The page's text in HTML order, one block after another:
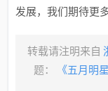
发展，我们期待更
转载请注明来自
题：
《五月明